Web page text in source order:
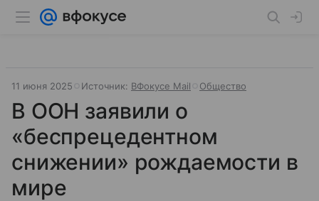
11 июня 2025 Источник: ВФокусе Mail Общество
В ООН заявили о
«беспрецедентном
снижении» рождаемости в
мире